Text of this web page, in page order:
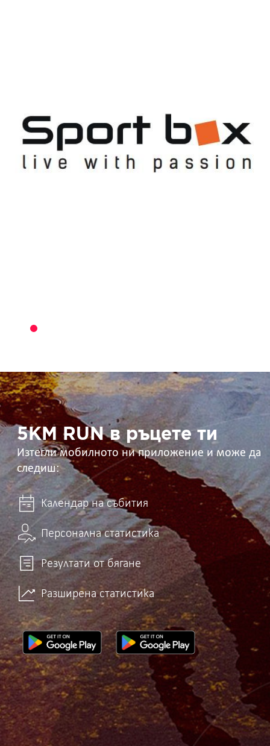
5KM
RUN
в
ръцете
ти 5KM RUN в ръцете ти
Изтегли мобилното ни приложение и може да
следиш:
Календар на събития
Персонална статистика
Резултати от бягане
Разширена статистика